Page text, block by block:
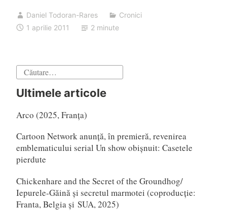
Daniel Todoran-Rares
Cronici
1 aprilie 2011
2 minute
Caută
Ultimele articole
Arco (2025, Franța)
Cartoon Network anunță, în premieră, revenirea
emblematicului serial Un show obișnuit: Casetele
pierdute
Chickenhare and the Secret of the Groundhog/
Iepurele-Găină și secretul marmotei (coproducție:
Franta, Belgia și SUA, 2025)